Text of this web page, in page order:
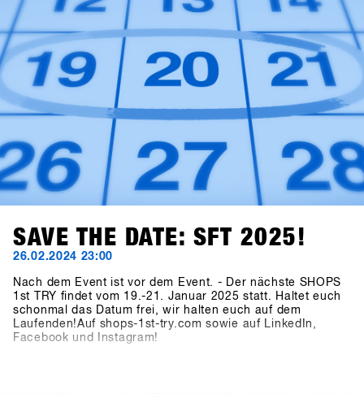
Oktober raus!
SAVE THE DATE: SFT 2025!
26.02.2024 23:00
Nach dem Event ist vor dem Event. - Der nächste SHOPS
1st TRY findet vom 19.-21. Januar 2025 statt. Haltet euch
schonmal das Datum frei, wir halten euch auf dem
Laufenden!Auf shops-1st-try.com sowie auf LinkedIn,
Facebook und Instagram!